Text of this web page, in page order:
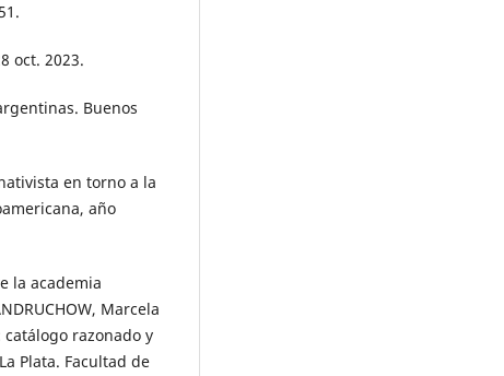
oct. 2023.
Buenos
en torno a la
año
la academia
Marcela
razonado y
Plata. Facultad de